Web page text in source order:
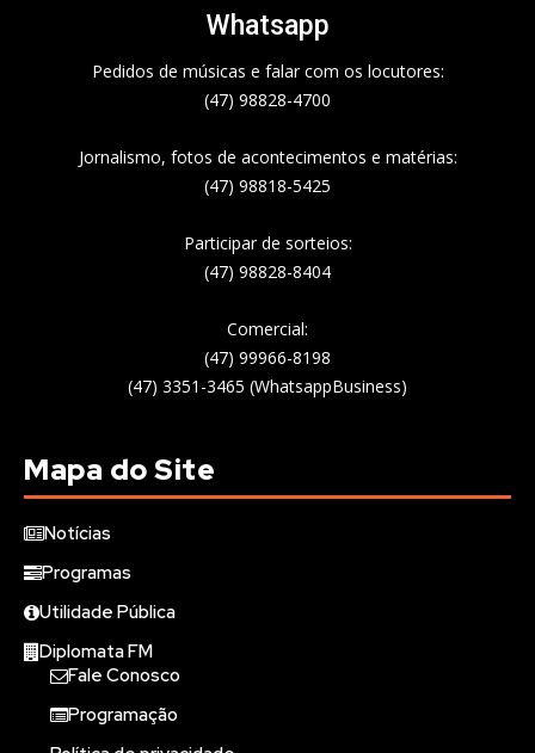
Whatsapp
Pedidos de músicas e falar com os locutores:
(47) 98828-4700
Jornalismo, fotos de acontecimentos e matérias:
(47) 98818-5425
Participar de sorteios:
(47) 98828-8404
Comercial:
(47) 99966-8198
(47) 3351-3465 (WhatsappBusiness)
Mapa do Site
Notícias
Programas
Utilidade Pública
Diplomata FM
Fale Conosco
Programação